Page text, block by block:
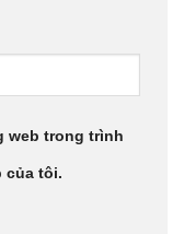
web trong trình
của tôi.